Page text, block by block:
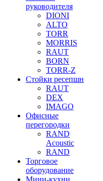
руководителя
DIONI
ALTO
TORR
MORRIS
RAUT
BORN
TORR-Z
Стойки ресепшн
RAUT
DEX
IMAGO
Офисные
перегородки
RAND
Acoustic
RAND
Торговое
оборудование
Мини-кухни